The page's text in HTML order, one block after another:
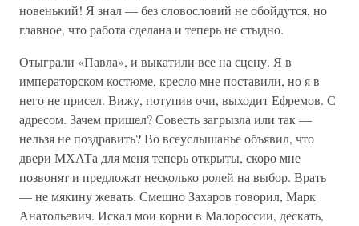
новенький! Я знал — без словословий не обойдутся, но
главное, что работа сделана и теперь не стыдно.
Отыграли «Павла», и выкатили все на сцену. Я в
императорском костюме, кресло мне поставили, но я в
него не присел. Вижу, потупив очи, выходит Ефремов. С
адресом. Зачем пришел? Совесть загрызла или так —
нельзя не поздравить? Во всеуслышанье объявил, что
двери МХАТа для меня теперь открыты, скоро мне
позвонят и предложат несколько ролей на выбор. Врать
— не мякину жевать. Смешно Захаров говорил, Марк
Анатольевич. Искал мои корни в Малороссии, дескать,